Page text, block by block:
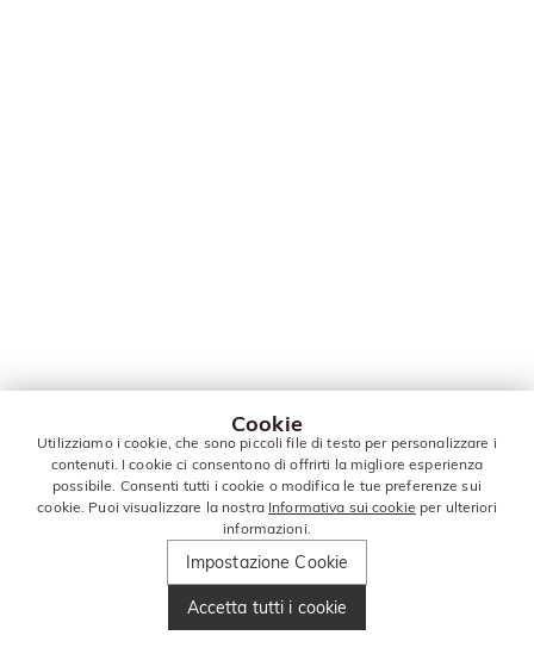
Cookie
Utilizziamo i cookie, che sono piccoli file di testo per personalizzare i
contenuti. I cookie ci consentono di offrirti la migliore esperienza
possibile. Consenti tutti i cookie o modifica le tue preferenze sui
cookie. Puoi visualizzare la nostra Informativa sui cookie per ulteriori
informazioni.
Impostazione Cookie
Accetta tutti i cookie